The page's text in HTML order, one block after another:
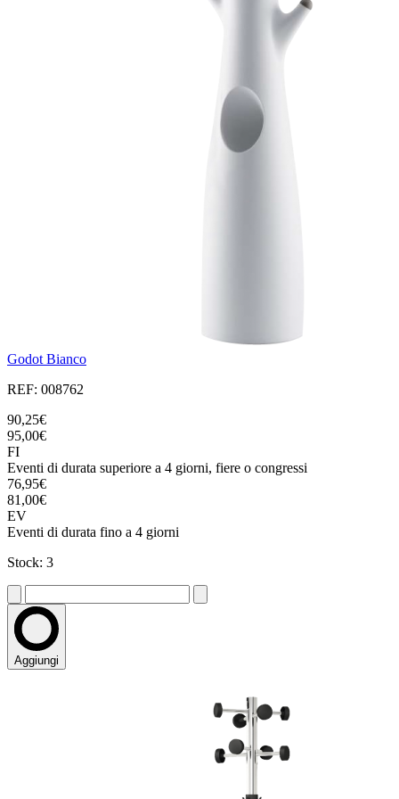
Godot Bianco
REF: 008762
90,25€
95,00€
FI
Eventi di durata superiore a 4 giorni, fiere o congressi
76,95€
81,00€
EV
Eventi di durata fino a 4 giorni
Stock: 3
Aggiungi